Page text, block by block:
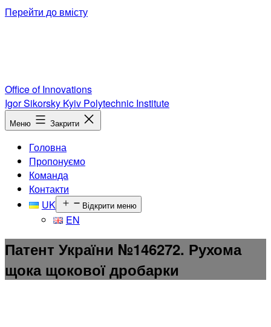
Перейти до вмісту
Office of Innovations
Igor Sikorsky Kyiv Polytechnic Institute
Меню Закрити
Головна
Пропонуємо
Команда
Контакти
UK
Відкрити меню
EN
Патент України №146272. Рухома
щока щокової дробарки